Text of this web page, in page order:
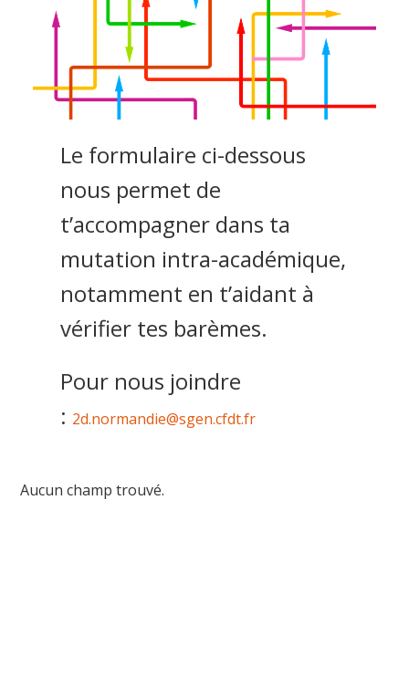
Le formulaire ci-dessous
nous permet de
t’accompagner dans ta
mutation intra-académique,
notamment en t’aidant à
vérifier tes barèmes.
Pour nous joindre
: 2d.normandie@sgen.cfdt.fr
Aucun champ trouvé.